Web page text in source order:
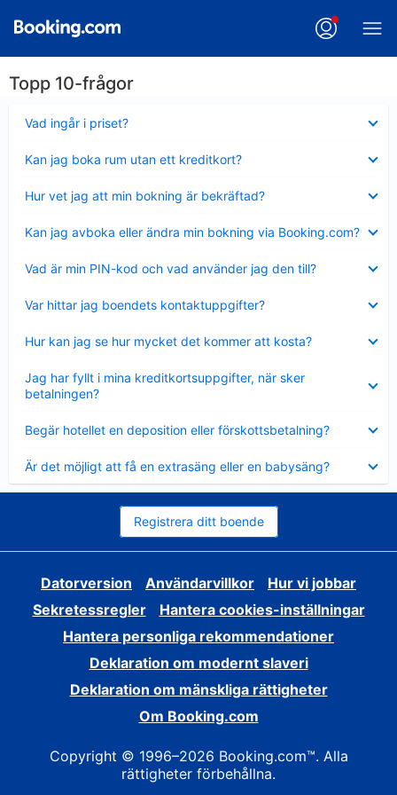
Topp 10-frågor
Vad ingår i priset?
mindre
Kan jag boka rum utan ett kreditkort?
mindre
Hur vet jag att min bokning är bekräftad?
mindre
Kan jag avboka eller ändra min bokning via Booking.com?
mindre
Vad är min PIN-kod och vad använder jag den till?
mindre
Var hittar jag boendets kontaktuppgifter?
mindre
Hur kan jag se hur mycket det kommer att kosta?
mindre
Jag har fyllt i mina kreditkortsuppgifter, när sker
betalningen?
mindre
Begär hotellet en deposition eller förskottsbetalning?
mindre
Är det möjligt att få en extrasäng eller en babysäng?
mindre
Registrera ditt boende
Datorversion Användarvillkor
Hur vi jobbar
Sekretessregler
Hantera cookies-inställningar
Hantera personliga rekommendationer
Deklaration om modernt slaveri
Deklaration om mänskliga rättigheter
Om Booking.com
Copyright © 1996–2026 Booking.com™. Alla
rättigheter förbehållna.